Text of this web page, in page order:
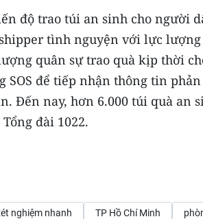
độ trao túi an sinh cho người
tình nguyện với lực lượng
quân sự trao quà kịp thời
để tiếp nhận thông tin
Đến nay, hơn 6.000 túi quà an
đài 1022.
nghiệm nhanh TP Hồ Chí Minh